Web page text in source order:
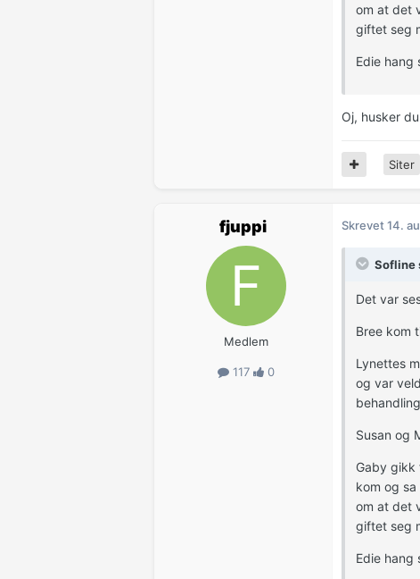
om at det
giftet seg
Edie hang
Oj, husker
Siter
fjuppi
Medlem
117 0
Skrevet14.
Sofline
Det var
Bree kom
Lynettes
og var
Susan og
Gaby gikk
kom og
om at det
giftet seg
Edie hang